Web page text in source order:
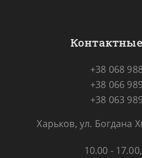
+38 068
+38 066
+38 063
Харьков, ул. Богдана
10.00 -